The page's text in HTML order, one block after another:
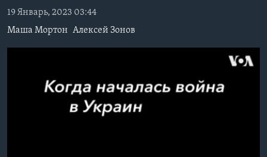
навигации
Перейти
ИТОГИ
ПОЧЕМУ ЭТО ВАЖНО?
ДЕТАЛИ
НЬЮ-ЙОРК NEW YORK
НАША АМЕРИКАНСКАЯ ИСТОРИЯ
А КАК В АМЕРИКЕ?
АМЕРИКАНСКИЕ ГОРОДКИ
ИНТЕРВЬЮ
ФАКТЫ ПРОТИВ ФЕЙКОВ
УЧИМ АНГЛИЙСКИЙ
19 Январь, 2023 03:44
Маша Мортон Алексей Зонов